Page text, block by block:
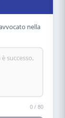
nella
0 / 80